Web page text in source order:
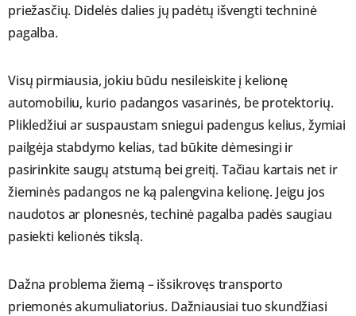
priežasčių. Didelės dalies jų padėtų išvengti techninė
pagalba.
Visų pirmiausia, jokiu būdu nesileiskite į kelionę
automobiliu, kurio padangos vasarinės, be protektorių.
Plikledžiui ar suspaustam sniegui padengus kelius, žymiai
pailgėja stabdymo kelias, tad būkite dėmesingi ir
pasirinkite saugų atstumą bei greitį. Tačiau kartais net ir
žieminės padangos ne ką palengvina kelionę. Jeigu jos
naudotos ar plonesnės, techinė pagalba padės saugiau
pasiekti kelionės tikslą.
Dažna problema žiemą – išsikrovęs transporto
priemonės akumuliatorius. Dažniausiai tuo skundžiasi